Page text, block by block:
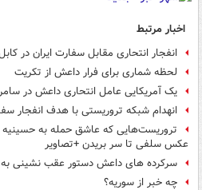
اخبار مرتبط
انفجار انتحاری مقابل سفارت ایران در
لحظه شماری برای فرار داعش از تکریت
یک آمریکایی عامل انتحاری داعش در
انهدام ‎شبکه ‎تروریستی‌ با هدف ‎انفجار سفارت‎ایران
تروریست‌هایی که عاشق حمله به
عکس سلفی تا سر بریدن +تصاویر
سرکرده های داعش دستور عقب نشینی به
چه خبر از سوریه؟